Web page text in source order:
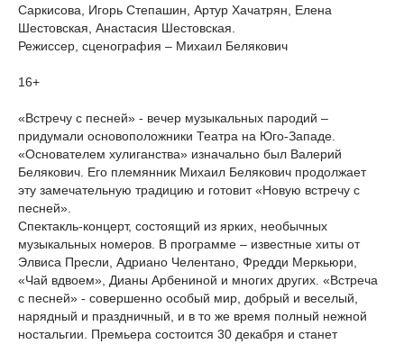
Саркисова, Игорь Степашин, Артур Хачатрян, Елена
Шестовская, Анастасия Шестовская.
Режиссер, сценография – Михаил Белякович
16+
«Встречу с песней» - вечер музыкальных пародий –
придумали основоположники Театра на Юго-Западе.
«Основателем хулиганства» изначально был Валерий
Белякович. Его племянник Михаил Белякович продолжает
эту замечательную традицию и готовит «Новую встречу с
песней».
Спектакль-концерт, состоящий из ярких, необычных
музыкальных номеров. В программе – известные хиты от
Элвиса Пресли, Адриано Челентано, Фредди Меркьюри,
«Чай вдвоем», Дианы Арбениной и многих других. «Встреча
с песней» - совершенно особый мир, добрый и веселый,
нарядный и праздничный, и в то же время полный нежной
ностальгии. Премьера состоится 30 декабря и станет